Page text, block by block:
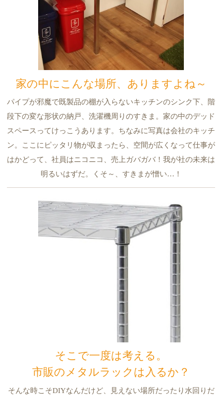
家の中にこんな場所、ありますよね～
パイプが邪魔で既製品の棚が入らないキッチンのシンク下、階
段下の変な形状の納戸、洗濯機周りのすきま。家の中のデッド
スペースってけっこうあります。ちなみに写真は会社のキッチ
ン。ここにピッタリ物が収まったら、空間が広くなって仕事が
はかどって、社員はニコニコ、売上ガバガバ！我が社の未来は
明るいはずだ。くそ～、すきまが憎い…！
そこで一度は考える。
市販のメタルラックは入るか？
そんな時こそDIYなんだけど、見えない場所だったり水回りだ